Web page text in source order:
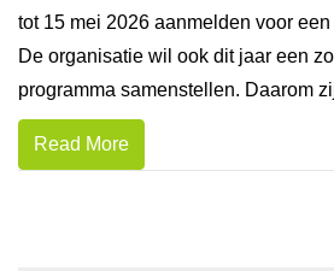
tot 15 mei 2026 aanmelden voor
De organisatie wil ook dit jaar een
programma samenstellen. Daarom
Read More